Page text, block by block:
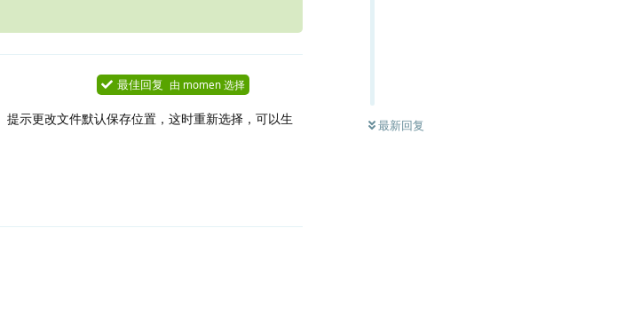
最新回复
最佳回复 由 momen选择
示更改文件默认保存位置，这时重新选择，可以生